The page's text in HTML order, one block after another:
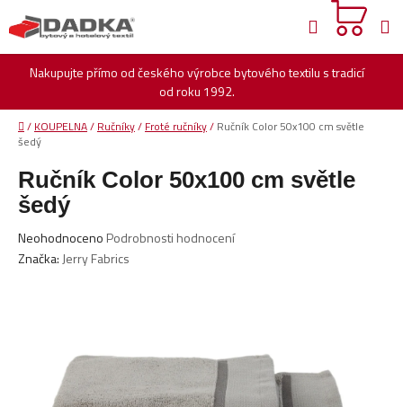
na
obsah
Nakupujte přímo od českého výrobce bytového textilu s tradicí
od roku 1992.
Hledat
Domů
/ KOUPELNA/ Ručníky/ Froté ručníky/ Ručník Color 50x100 cm světle
šedý
Ručník Color 50x100 cm světle
šedý
Průměrné
hodnocení
hvězdiček.
Neohodnoceno Podrobnosti hodnocení
Značka: Jerry Fabrics